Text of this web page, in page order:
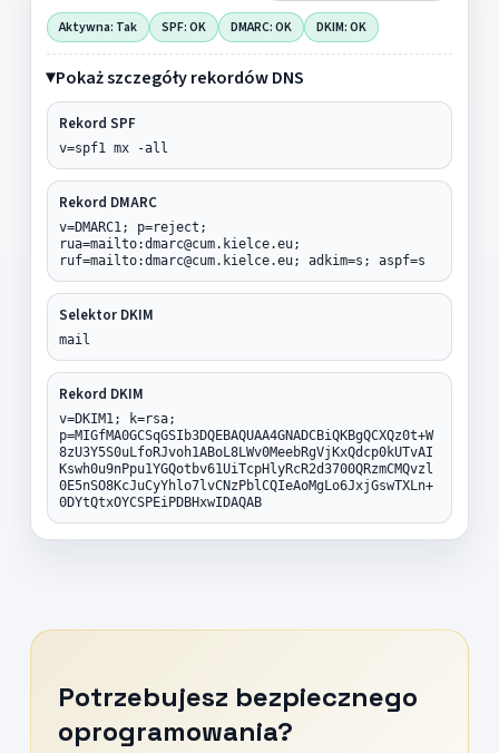
Aktywna: Tak SPF: OK DMARC: OK DKIM: OK
Pokaż szczegóły rekordów DNS
Rekord SPF
v=spf1 mx -all
Rekord DMARC
v=DMARC1; p=reject;
rua=mailto:dmarc@cum.kielce.eu;
ruf=mailto:dmarc@cum.kielce.eu; adkim=s; aspf=s
Selektor DKIM
mail
Rekord DKIM
v=DKIM1; k=rsa;
p=MIGfMA0GCSqGSIb3DQEBAQUAA4GNADCBiQKBgQCXQz0t+W
8zU3Y5S0uLfoRJvoh1ABoL8LWv0MeebRgVjKxQdcp0kUTvAI
Kswh0u9nPpu1YGQotbv61UiTcpHlyRcR2d3700QRzmCMQvzl
0E5nSO8KcJuCyYhlo7lvCNzPblCQIeAoMgLo6JxjGswTXLn+
0DYtQtxOYCSPEiPDBHxwIDAQAB
Potrzebujesz bezpiecznego
oprogramowania?